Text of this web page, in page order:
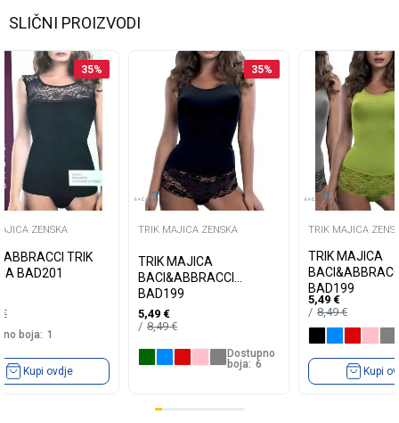
SLIČNI PROIZVODI
35%
ZENSKA
TRIK
BAD201
€
boja: 1
Kupi ovdje
35%
TRIK MAJICA ZENSKA
TRIK MAJICA
BACI&ABBRACCI
BAD199
5,49 €
8,49€
Dostupno
boja: 6
TRIK MAJICA
TRIK MAJICA
BAD199
5,49 €
8,49€
Kupi